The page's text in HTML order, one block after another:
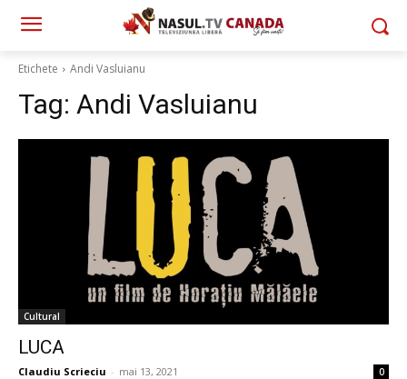
Etichete Andi Vasluianu
Tag: Andi Vasluianu
Cultural
LUCA
Claudiu Scrieciu - mai 13, 2021 0